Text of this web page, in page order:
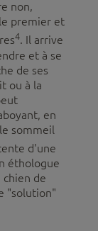
non,
premier et
4. Il arrive
et à se
de ses
ou à la
en
sommeil
d'une
éthologue
de
"solution"